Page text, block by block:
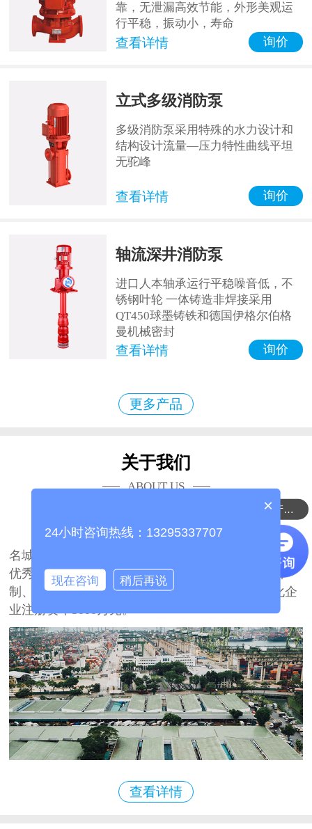
靠，无泄漏高效节能，外形美观运
行平稳，振动小，寿命
查看详情 询价
立式多级消防泵
多级消防泵采用特殊的水力设计和
结构设计流量—压力特性曲线平坦
无驼峰
查看详情 询价
轴流深井消防泵
进口人本轴承运行平稳噪音低，不
锈钢叶轮 一体铸造非焊接采用
QT450球墨铸铁和德国伊格尔伯格
曼机械密封
查看详情 询价
更多产品
关于我们
ABOUT US
山东海瑞众联流体科技有限公司坐落于中国泵业
名城山东、博山，公司占地面积27700平方米，拥有
优秀的技术团队2000余人。是国内一家著名的集研
制、开发、生产、销售、服务于一体的大型多元化企
业注册资本3000万元。
查看详情
可以介绍下你们的产品么？
×
24小时咨询热线：13295337707
现在咨询 稍后再说